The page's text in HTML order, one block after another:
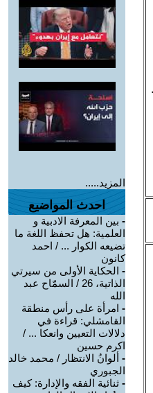
المزيد.....
احدث المواضيع
- بين المعرفة الادبية و
العلمية: هل تحفظ اللغة ما
تضيعه الكوار ... / احمد
كانون
- الحكاية الأولى من سيرتي
الذاتية، 26 / السمّاح عبد
الله
- امرأة على رأس منطقة
القامشلي: قراءة في
دلالات التعيين وانعكا ... /
اكرم حسين
- ألوانُ الانتظار / محمد خالد
الجبوري
- ثنائية الفقه والإدارة: كيف